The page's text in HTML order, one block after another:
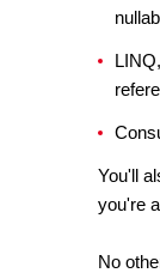
You'll
you're
No